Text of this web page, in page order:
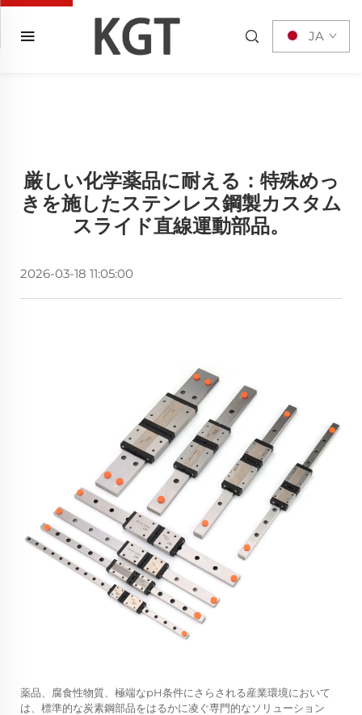
JA
厳しい化学薬品に耐える：特殊めっ
きを施したステンレス鋼製カスタム
スライド直線運動部品。
2026-03-18 11:05:00
薬品、腐食性物質、極端なpH条件にさらされる産業環境において
は、標準的な炭素鋼部品をはるかに凌ぐ専門的なソリューション